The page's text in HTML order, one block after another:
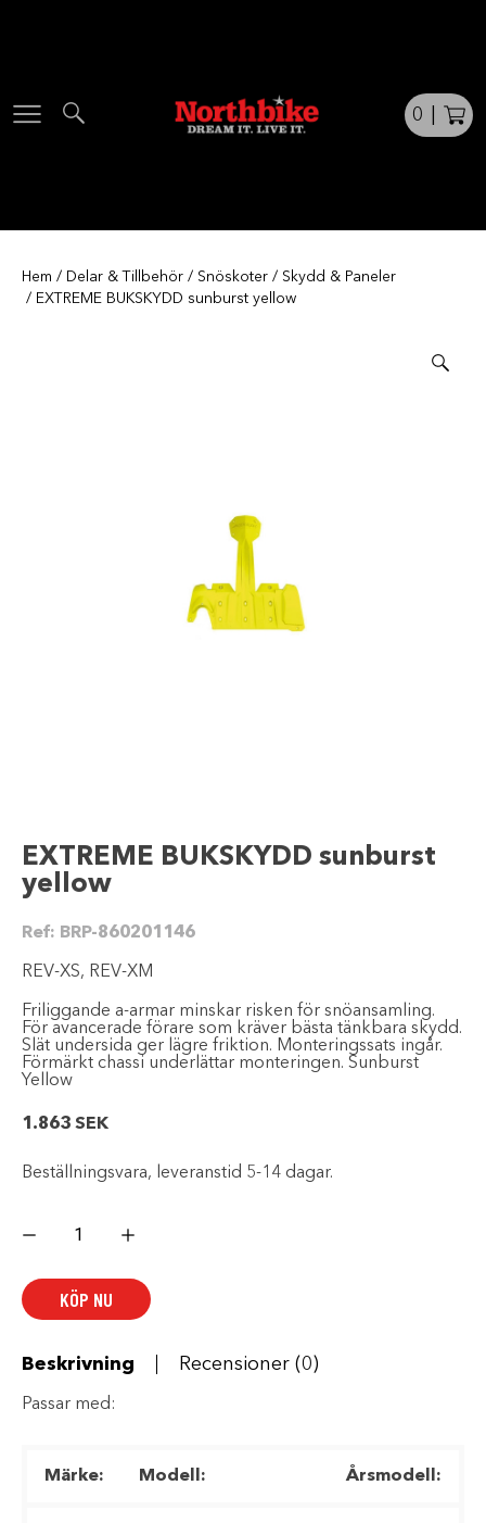
0
Hem / Delar & Tillbehör / Snöskoter / Skydd & Paneler
/ EXTREME BUKSKYDD sunburst yellow
EXTREME BUKSKYDD sunburst
yellow
Ref: BRP-860201146
REV-XS, REV-XM
Friliggande a-armar minskar risken för snöansamling.
För avancerade förare som kräver bästa tänkbara skydd.
Slät undersida ger lägre friktion. Monteringssats ingår.
Förmärkt chassi underlättar monteringen. Sunburst
Yellow
1.863 SEK
Beställningsvara, leveranstid 5-14 dagar.
BUKSKYDD
mängd
KÖP NU
Beskrivning Recensioner (0)
Passar med:
Märke: Modell: Årsmodell: